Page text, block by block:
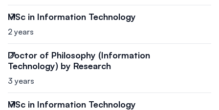
MSc in Information Technology
2 years
Doctor of Philosophy (Information
Technology) by Research
3 years
MSc in Information Technology